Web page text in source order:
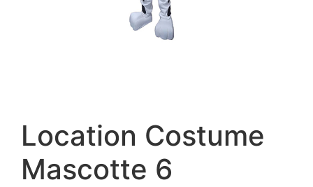
Location Costume
Mascotte 6